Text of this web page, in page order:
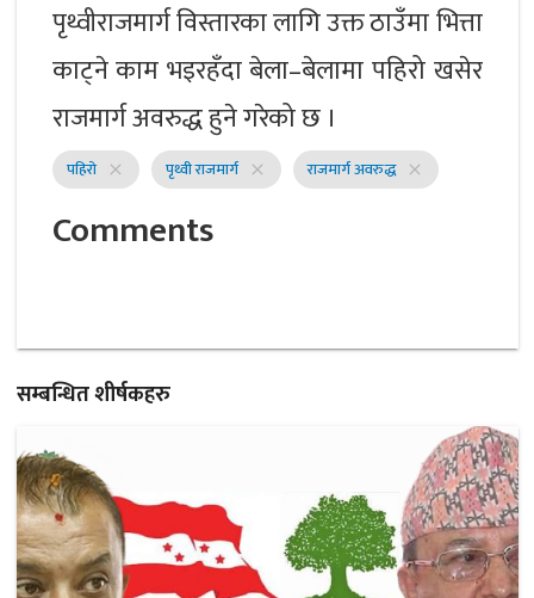
पृथ्वीराजमार्ग विस्तारका लागि उक्त ठाउँमा भित्ता
काट्ने काम भइरहँदा बेला–बेलामा पहिरो खसेर
राजमार्ग अवरुद्ध हुने गरेको छ ।
पहिरो close पृथ्वी राजमार्ग close राजमार्ग अवरुद्ध close
Comments
सम्बन्धित शीर्षकहरु